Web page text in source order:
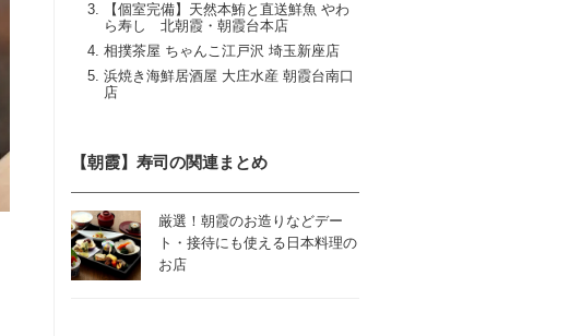
【個室完備】天然本鮪と直送鮮魚 やわ
ら寿し 北朝霞・朝霞台本店
相撲茶屋 ちゃんこ江戸沢 埼玉新座店
浜焼き海鮮居酒屋 大庄水産 朝霞台南口
店
【朝霞】寿司の関連まとめ
厳選！朝霞のお造りなどデー
ト・接待にも使える日本料理の
お店